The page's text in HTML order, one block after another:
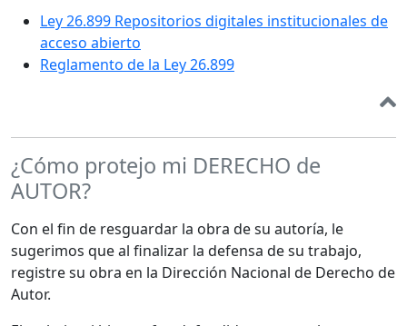
Ley 26.899 Repositorios digitales institucionales de
acceso abierto
Reglamento de la Ley 26.899
¿Cómo protejo mi DERECHO de
AUTOR?
Con el fin de resguardar la obra de su autoría, le
sugerimos que al finalizar la defensa de su trabajo,
registre su obra en la Dirección Nacional de Derecho de
Autor.